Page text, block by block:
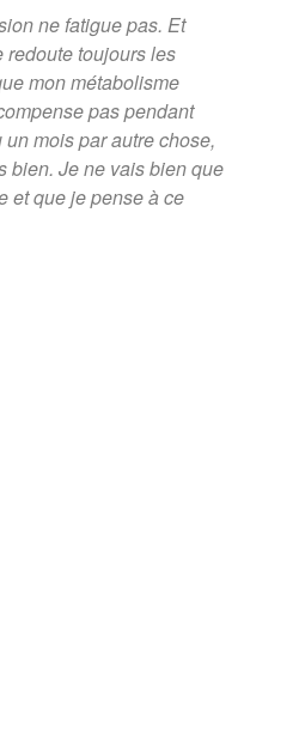
ne fatigue pas. Et
redoute toujours les
mon métabolisme
pas pendant
mois par autre chose,
bien. Je ne vais bien que
et que je pense à ce